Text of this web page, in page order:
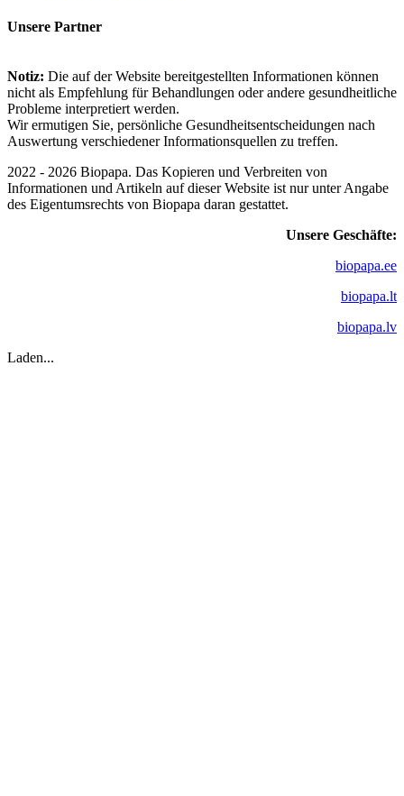
Unsere Partner
Notiz: Die auf der Website bereitgestellten Informationen können
nicht als Empfehlung für Behandlungen oder andere gesundheitliche
Probleme interpretiert werden.
Wir ermutigen Sie, persönliche Gesundheitsentscheidungen nach
Auswertung verschiedener Informationsquellen zu treffen.
2022 - 2026 Biopapa. Das Kopieren und Verbreiten von
Informationen und Artikeln auf dieser Website ist nur unter Angabe
des Eigentumsrechts von Biopapa daran gestattet.
Unsere Geschäfte:
biopapa.ee
biopapa.lt
biopapa.lv
Laden...